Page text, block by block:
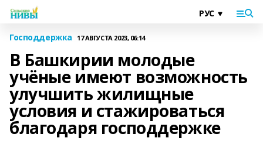
Господдержка 17 АВГУСТА 2023, 06:14
В Башкирии молодые
учёные имеют возможность
улучшить жилищные
условия и стажироваться
благодаря господдержке